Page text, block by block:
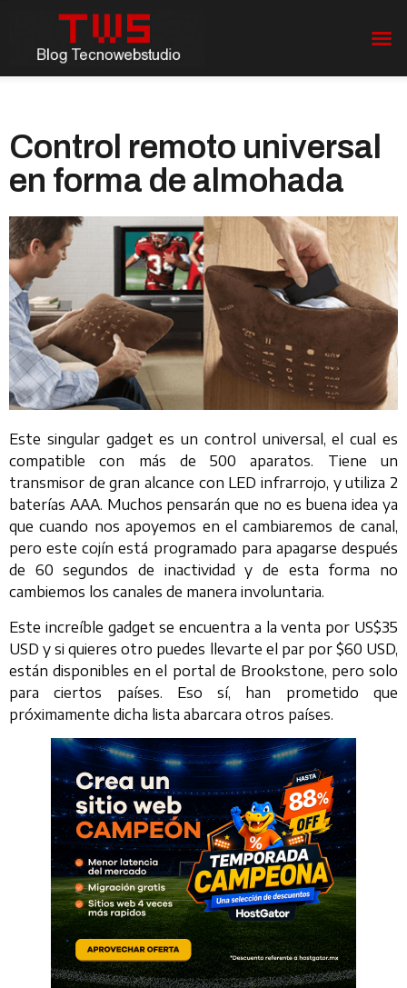
Control remoto universal
en forma de almohada
Este singular gadget es un control universal, el cual es
compatible con más de 500 aparatos. Tiene un
transmisor de gran alcance con LED infrarrojo, y utiliza 2
baterías AAA. Muchos pensarán que no es buena idea ya
que cuando nos apoyemos en el cambiaremos de canal,
pero este cojín está programado para apagarse después
de 60 segundos de inactividad y de esta forma no
cambiemos los canales de manera involuntaria.
Este increíble gadget se encuentra a la venta por US$35
USD y si quieres otro puedes llevarte el par por $60 USD,
están disponibles en el portal de Brookstone, pero solo
para ciertos países. Eso sí, han prometido que
próximamente dicha lista abarcara otros países.